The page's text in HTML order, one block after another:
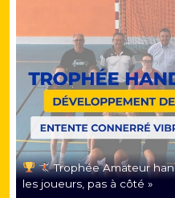
Trophée Amateur
les joueurs, pas à côté »